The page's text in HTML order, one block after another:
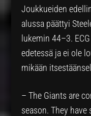
Joukkueiden
alussa päättyi
lukemin 44–3.
edetessä ja ei ole
mikään
– The Giants are
season. They